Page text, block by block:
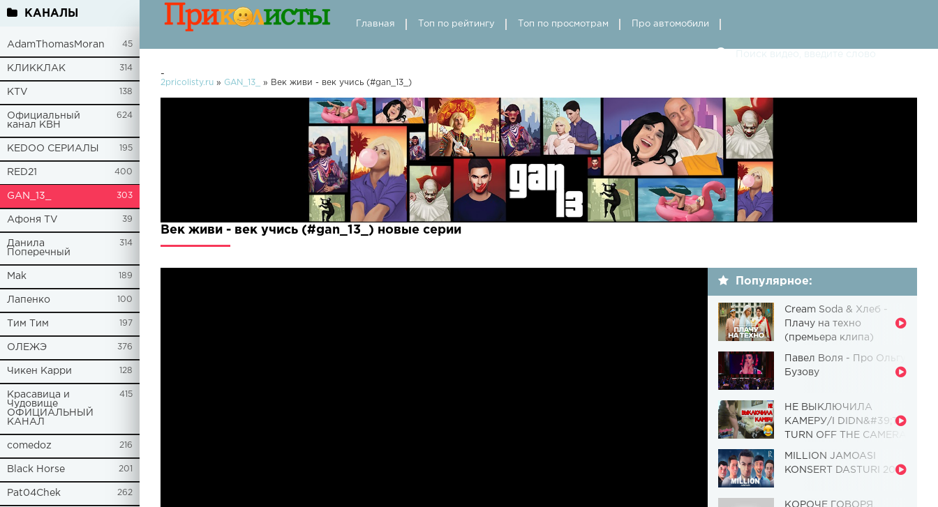
КАНАЛЫ
AdamThomasMoran 45
КЛИККЛАК 314
KTV 138
Официальный
канал КВН
624
KEDOO СЕРИАЛЫ 195
RED21 400
GAN_13_ 303
Афоня TV 39
Данила
Поперечный
314
Mak 189
Лапенко 100
Tим Тим 197
ОЛЕЖЭ 376
Чикен Карри 128
Красавица и
Чудовище
ОФИЦИАЛЬНЫЙ
КАНАЛ
415
comedoz 216
Black Horse 201
Pat04Chek 262
Главная Топ по рейтингу Топ по просмотрам Про автомобили
-
2pricolisty.ru » GAN_13_ » Век живи - век учись (#gan_13_)
Век живи - век учись (#gan_13_) новые серии
Популярное:
Cream Soda & Хлеб -
Плачу на техно
(премьера клипа)
Павел Воля - Про Ольгу
Бузову
НЕ ВЫКЛЮЧИЛА
КАМЕРУ/I DIDN&#39;T
TURN OFF THE CAMERA
Чудовище] (Выпуск 110)
MILLION JAMOASI
KONSERT DASTURI 2019
КОРОЧЕ ГОВОРЯ,